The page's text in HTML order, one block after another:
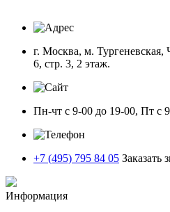
г. Москва, м.
6, стр. 3, 2 этаж.
Пн-чт с 9-00 до 19-00, Пт с
+7 (495) 795 84 05 Заказать
Информация